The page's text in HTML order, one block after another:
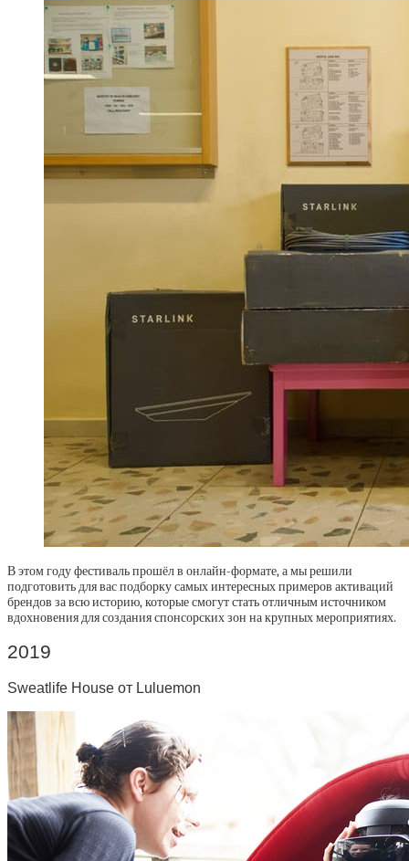
В этом году фестиваль прошёл в онлайн-формате, а мы решили
подготовить для вас подборку самых интересных примеров активаций
брендов за всю историю, которые смогут стать отличным источником
вдохновения для создания спонсорских зон на крупных мероприятиях.
2019
Sweatlife House от Luluemon